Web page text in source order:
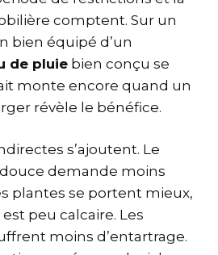
comptent. Sur un
bien équipé d’un
de pluie bien conçu se
monte encore quand un
révèle le bénéfice.
s’ajoutent. Le
douce demande moins
plantes se portent mieux,
peu calcaire. Les
moins d’entartrage.